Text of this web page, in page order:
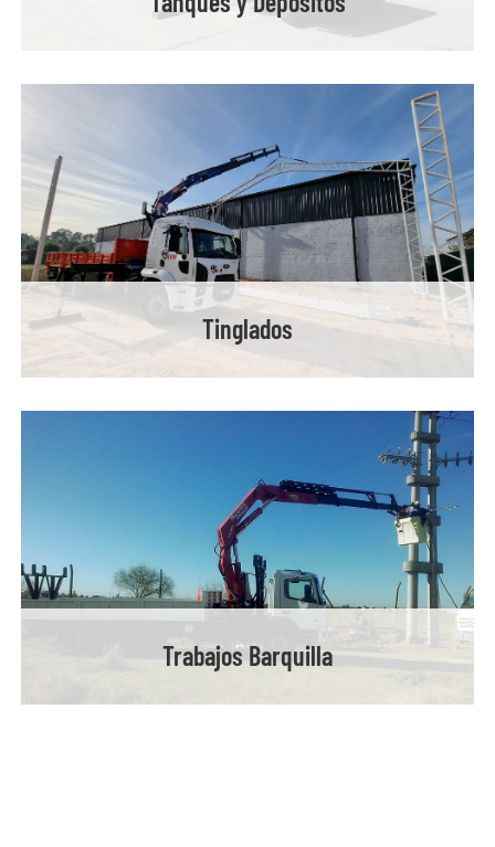
Tinglados
Trabajos Barquilla